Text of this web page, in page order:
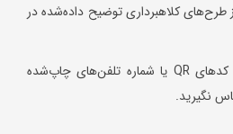
طرح‌های کلاهبرداری توضیح داده‌شده در
هشدار: تحت هیچ شرایطی کدهای QR یا شماره تلفن‌های چاپ‌شده
نگیرید.